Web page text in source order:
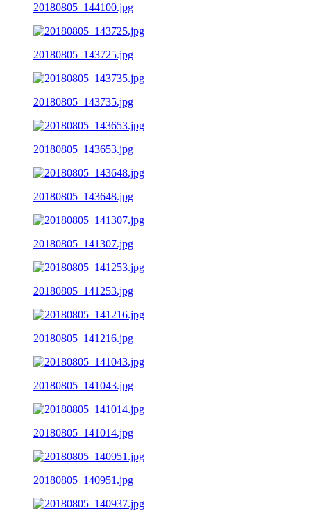
20180805_144100.jpg
20180805_143725.jpg
20180805_143735.jpg
20180805_143653.jpg
20180805_143648.jpg
20180805_141307.jpg
20180805_141253.jpg
20180805_141216.jpg
20180805_141043.jpg
20180805_141014.jpg
20180805_140951.jpg